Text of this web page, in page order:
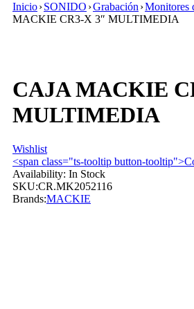
Inicio›SONIDO ›Grabación ›Monitores
MACKIE CR3-X 3″ MULTIMEDIA
CAJA MACKIE
MULTIMEDIA
Wishlist
<span class="ts-tooltip button-
Availability: In Stock
SKU:CR.MK2052116
Brands:MACKIE